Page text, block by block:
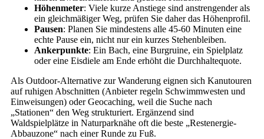
Höhenmeter: Viele kurze Anstiege sind anstrengender als
ein gleichmäßiger Weg, prüfen Sie daher das Höhenprofil.
Pausen: Planen Sie mindestens alle 45-60 Minuten eine
echte Pause ein, nicht nur ein kurzes Stehenbleiben.
Ankerpunkte: Ein Bach, eine Burgruine, ein Spielplatz
oder eine Eisdiele am Ende erhöht die Durchhaltequote.
Als Outdoor-Alternative zur Wanderung eignen sich Kanutouren
auf ruhigen Abschnitten (Anbieter regeln Schwimmwesten und
Einweisungen) oder Geocaching, weil die Suche nach
„Stationen“ den Weg strukturiert. Ergänzend sind
Waldspielplätze in Naturparknähe oft die beste „Restenergie-
Abbauzone“ nach einer Runde zu Fuß.